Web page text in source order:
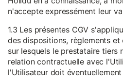
n'accepte expressément leur
1.3 Les présentes CGV
des dispositions, règlements
sur lesquels le prestataire tiers
relation contractuelle avec
l'Utilisateur doit